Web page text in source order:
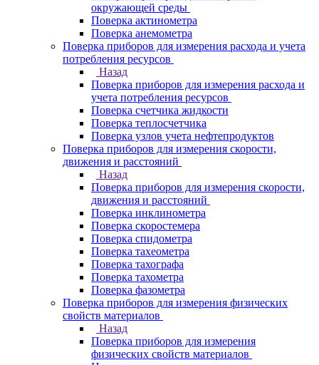
окружающей среды
Поверка актинометра
Поверка анемометра
Поверка приборов для измерения расхода и учета
потребления ресурсов
Назад
Поверка приборов для измерения расхода и
учета потребления ресурсов
Поверка счетчика жидкости
Поверка теплосчетчика
Поверка узлов учета нефтепродуктов
Поверка приборов для измерения скорости,
движения и расстояний
Назад
Поверка приборов для измерения скорости,
движения и расстояний
Поверка инклинометра
Поверка скоростемера
Поверка спидометра
Поверка тахеометра
Поверка тахографа
Поверка тахометра
Поверка фазометра
Поверка приборов для измерения физических
свойств материалов
Назад
Поверка приборов для измерения
физических свойств материалов